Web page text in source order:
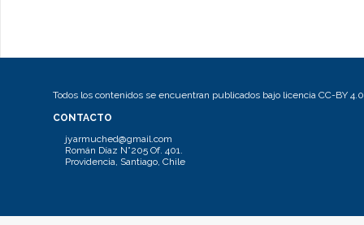
Todos los contenidos se encuentran publicados bajo licencia CC-BY 4.0
CONTACTO
jyarmuched@gmail.com
Román Díaz N°205 Of. 401.
Providencia, Santiago, Chile